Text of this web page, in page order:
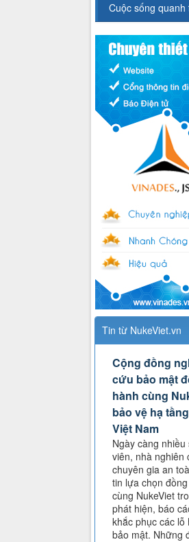
Cuộc sống quanh
Tin từ NukeViet.vn
Cộng đồng
cứu bảo mật
hành cùng
bảo vệ hạ
Việt Nam
Ngày càng nhiều
viên, nhà nghiên
chuyên gia an
tin lựa chọn
cùng NukeViet
phát hiện, báo
khắc phục các lỗ
bảo mật. Những